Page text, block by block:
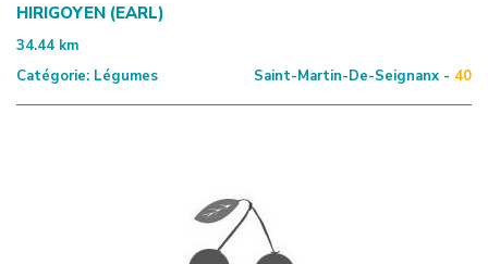
HIRIGOYEN (EARL)
34.44 km
Catégorie: Légumes Saint-Martin-De-Seignanx - 40